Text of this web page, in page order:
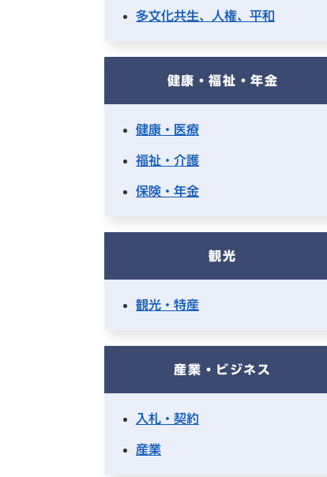
多文化共生、人権、平和
健康・福祉・年金
健康・医療
福祉・介護
保険・年金
観光
観光・特産
産業・ビジネス
入札・契約
産業